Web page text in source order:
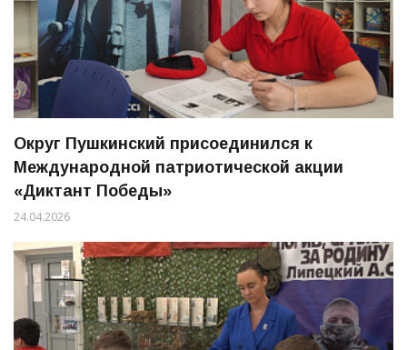
Округ Пушкинский присоединился к
Международной патриотической акции
«Диктант Победы»
24.04.2026